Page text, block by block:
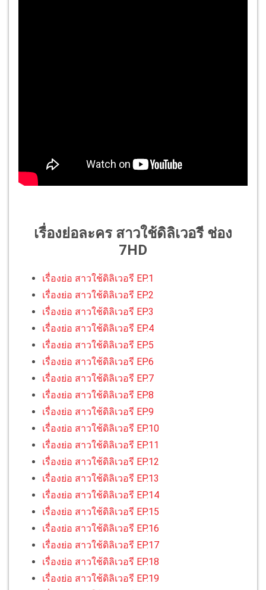
เรื่องย่อละคร สาวใช้ดิลิเวอรี ช่อง
7HD
เรื่องย่อ สาวใช้ดิลิเวอรี EP.1
เรื่องย่อ สาวใช้ดิลิเวอรี EP.2
เรื่องย่อ สาวใช้ดิลิเวอรี EP.3
เรื่องย่อ สาวใช้ดิลิเวอรี EP.4
เรื่องย่อ สาวใช้ดิลิเวอรี EP.5
เรื่องย่อ สาวใช้ดิลิเวอรี EP.6
เรื่องย่อ สาวใช้ดิลิเวอรี EP.7
เรื่องย่อ สาวใช้ดิลิเวอรี EP.8
เรื่องย่อ สาวใช้ดิลิเวอรี EP.9
เรื่องย่อ สาวใช้ดิลิเวอรี EP.10
เรื่องย่อ สาวใช้ดิลิเวอรี EP.11
เรื่องย่อ สาวใช้ดิลิเวอรี EP.12
เรื่องย่อ สาวใช้ดิลิเวอรี EP.13
เรื่องย่อ สาวใช้ดิลิเวอรี EP.14
เรื่องย่อ สาวใช้ดิลิเวอรี EP.15
เรื่องย่อ สาวใช้ดิลิเวอรี EP.16
เรื่องย่อ สาวใช้ดิลิเวอรี EP.17
เรื่องย่อ สาวใช้ดิลิเวอรี EP.18
เรื่องย่อ สาวใช้ดิลิเวอรี EP.19